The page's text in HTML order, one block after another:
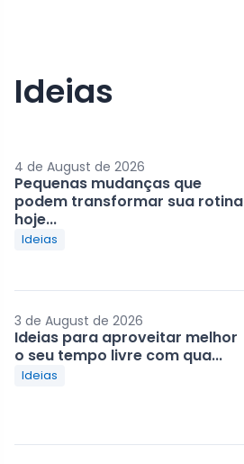
Ideias
4 de August de 2026
Pequenas mudanças que
podem transformar sua rotina
hoje...
Ideias
3 de August de 2026
Ideias para aproveitar melhor
o seu tempo livre com qua...
Ideias